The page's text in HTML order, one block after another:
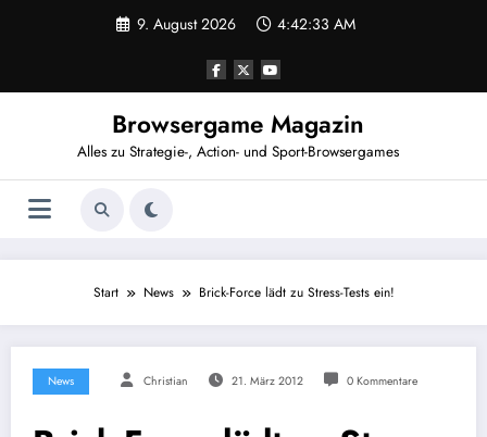
9. August 2026 4:42:33 AM
Browsergame Magazin
Alles zu Strategie-, Action- und Sport-Browsergames
Start News Brick-Force lädt zu Stress-Tests ein!
News Christian 21. März 2012 0 Kommentare